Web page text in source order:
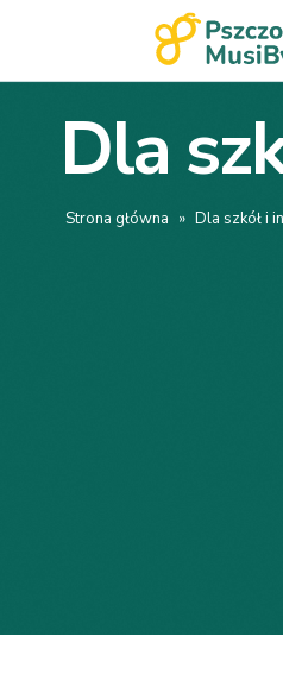
Strona główna » Dla szkół i
Dla